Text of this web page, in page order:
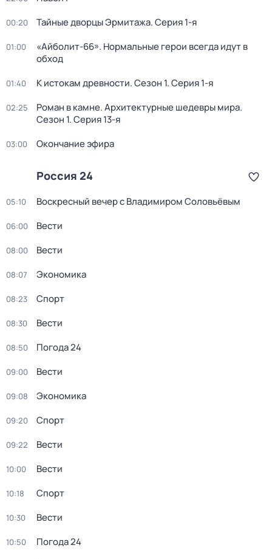
00:20 Тайные дворцы Эрмитажа. Серия 1-я
01:00
«Айболит-66». Нормальные герои всегда идут в
обход
01:40 К истокам древности. Сезон 1. Серия 1-я
02:25 Роман в камне. Архитектурные шедевры мира.
Сезон 1. Серия 13-я
03:00 Окончание эфира
Россия 24
05:10 Воскресный вечер с Владимиром Соловьёвым
06:00 Вести
08:00 Вести
08:07 Экономика
08:23 Спорт
08:30 Вести
08:50 Погода 24
09:00 Вести
09:08 Экономика
09:20 Спорт
09:22 Вести
10:00 Вести
10:18 Спорт
10:30 Вести
10:50 Погода 24